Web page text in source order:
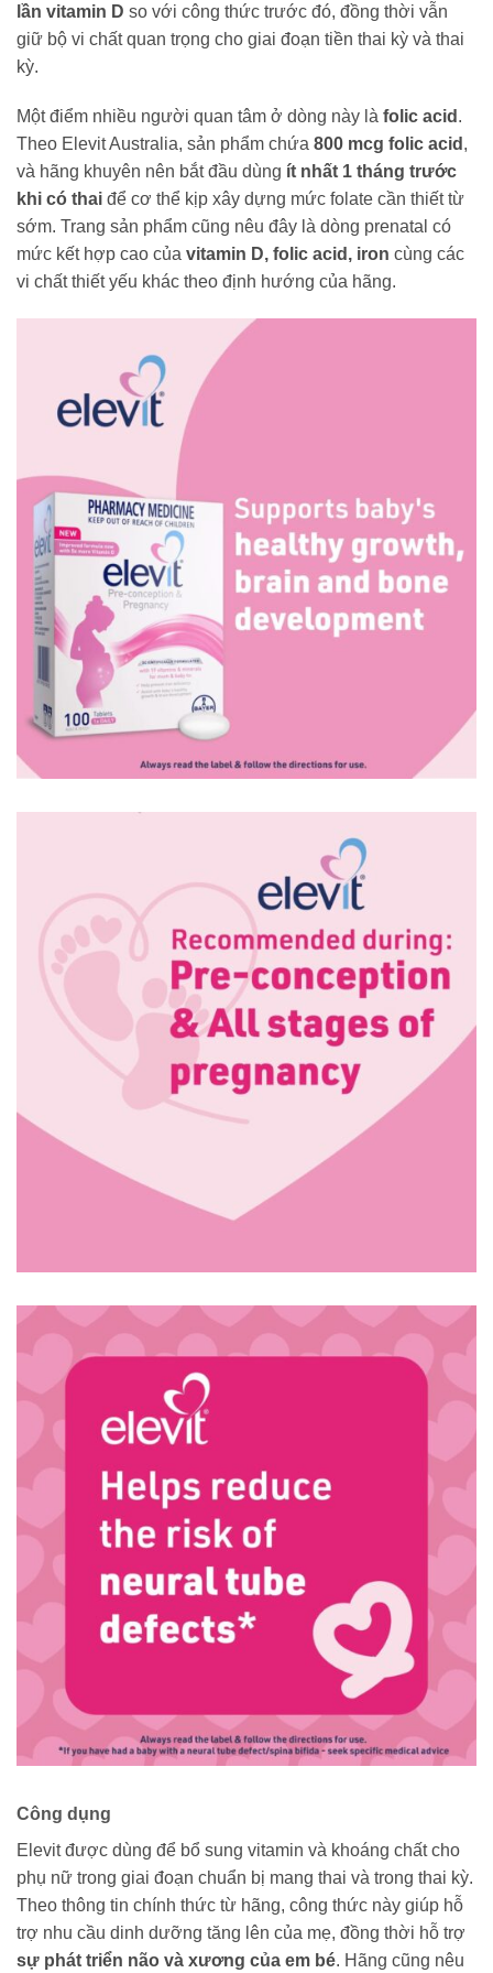
lần vitamin D so với công thức trước đó, đồng thời vẫn
giữ bộ vi chất quan trọng cho giai đoạn tiền thai kỳ và thai
kỳ.
Một điểm nhiều người quan tâm ở dòng này là folic acid .
Theo Elevit Australia, sản phẩm chứa 800 mcg folic acid ,
và hãng khuyên nên bắt đầu dùng ít nhất 1 tháng trước
khi có thai để cơ thể kịp xây dựng mức folate cần thiết từ
sớm. Trang sản phẩm cũng nêu đây là dòng prenatal có
mức kết hợp cao của vitamin D, folic acid, iron cùng các
vi chất thiết yếu khác theo định hướng của hãng.
Công dụng
Elevit được dùng để bổ sung vitamin và khoáng chất cho
phụ nữ trong giai đoạn chuẩn bị mang thai và trong thai kỳ.
Theo thông tin chính thức từ hãng, công thức này giúp hỗ
trợ nhu cầu dinh dưỡng tăng lên của mẹ, đồng thời hỗ trợ
sự phát triển não và xương của em bé. Hãng cũng nêu